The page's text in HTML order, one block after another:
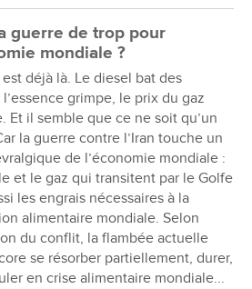
guerre de trop pour
mondiale ?
déjà là. Le diesel bat des
l’essence grimpe, le prix du gaz
Et il semble que ce ne soit qu’un
la guerre contre l’Iran touche un
de l’économie mondiale :
et le gaz qui transitent par le Golfe
les engrais nécessaires à la
alimentaire mondiale. Selon
du conflit, la flambée actuelle
se résorber partiellement, durer,
en crise alimentaire mondiale...